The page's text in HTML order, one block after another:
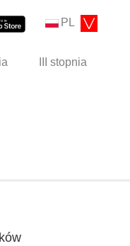
PL
III stopnia